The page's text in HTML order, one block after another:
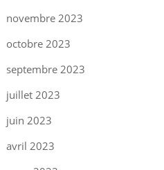
novembre 2023
octobre 2023
septembre 2023
juillet 2023
juin 2023
avril 2023